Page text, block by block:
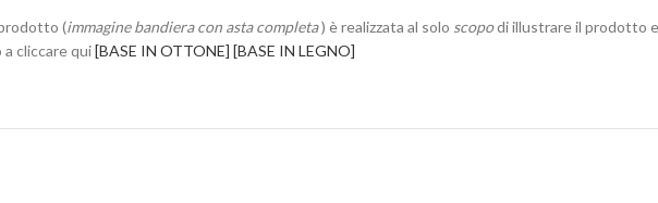
(immagine bandiera con asta completa) è realizzata al solo scopodi illustrare il prodotto
cliccare qui[BASE IN OTTONE] [BASE IN LEGNO]